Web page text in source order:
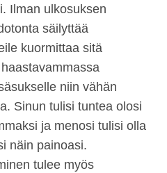
Ilman ulkosuksen
säilyttää
kuormittaa sitä
niin vähän
Sinun tulisi tuntea olosi
ja menosi tulisi olla
näin painoasi.
tulee myös